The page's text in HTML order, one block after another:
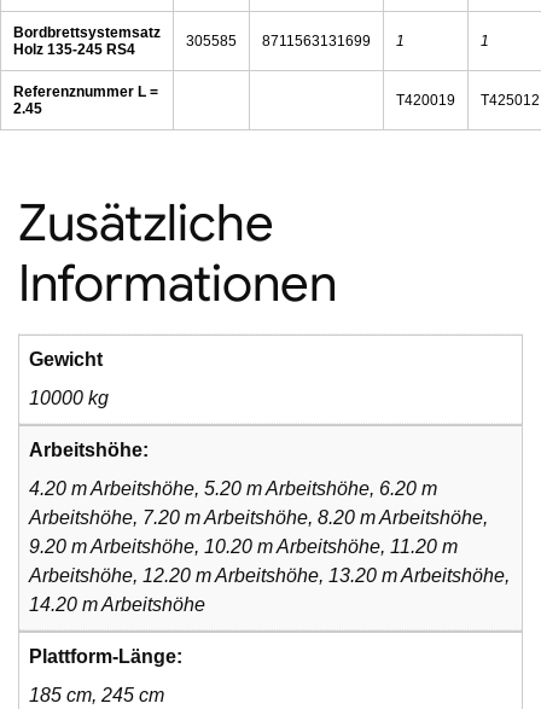
Bordbrettsystemsatz
Holz 135-245 RS4
305585 8711563131699 1 1
Referenznummer L =
2.45
T420019 T425012
Zusätzliche
Informationen
Gewicht
10000 kg
Arbeitshöhe:
4.20 m Arbeitshöhe, 5.20 m Arbeitshöhe, 6.20 m
Arbeitshöhe, 7.20 m Arbeitshöhe, 8.20 m Arbeitshöhe,
9.20 m Arbeitshöhe, 10.20 m Arbeitshöhe, 11.20 m
Arbeitshöhe, 12.20 m Arbeitshöhe, 13.20 m Arbeitshöhe,
14.20 m Arbeitshöhe
Plattform-Länge:
185 cm, 245 cm